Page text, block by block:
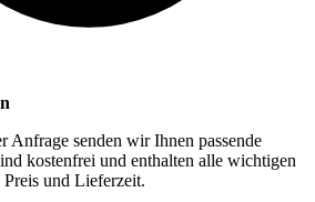
Anfrage senden wir Ihnen passende
kostenfrei und enthalten alle wichtigen
und Lieferzeit.